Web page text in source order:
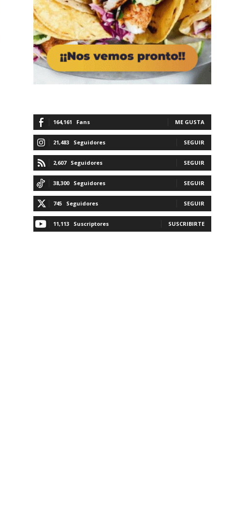
164,161 Fans ME GUSTA
21,483 Seguidores SEGUIR
2,607 Seguidores SEGUIR
38,300 Seguidores SEGUIR
745 Seguidores SEGUIR
11,113 Suscriptores SUSCRIBIRTE